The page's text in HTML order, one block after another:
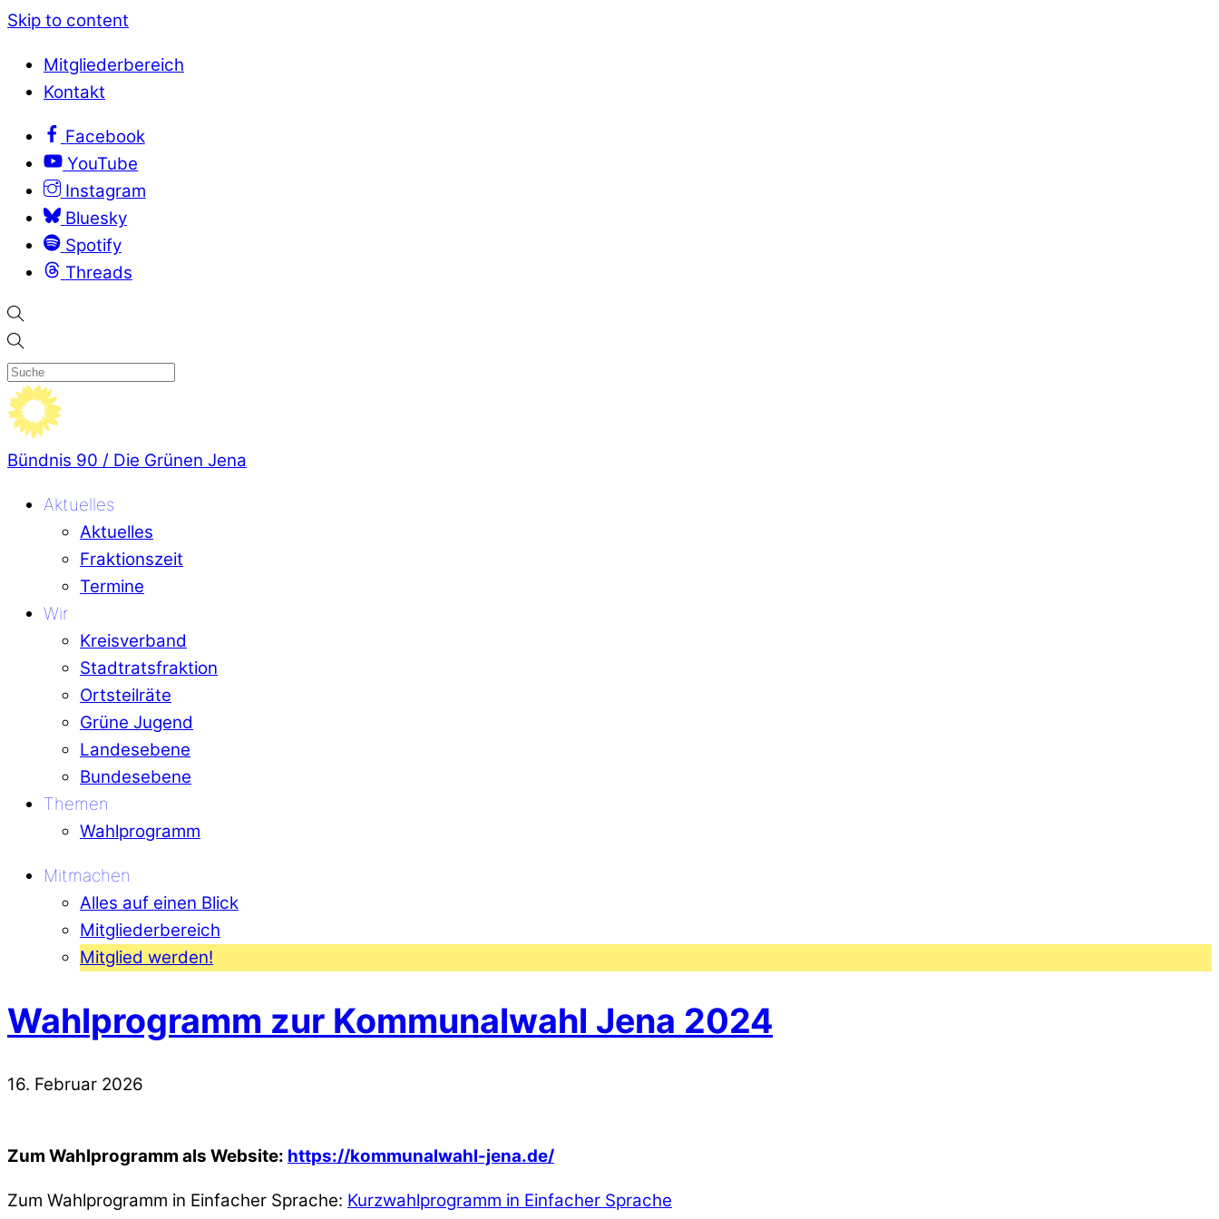
Skip to content
Mitgliederbereich
Kontakt
Facebook
YouTube
Instagram
Bluesky
Spotify
Threads
Bündnis 90 / Die Grünen Jena
Aktuelles
Aktuelles
Fraktionszeit
Termine
Wir
Kreisverband
Stadtratsfraktion
Ortsteilräte
Grüne Jugend
Landesebene
Bundesebene
Themen
Wahlprogramm
Mitmachen
Alles auf einen Blick
Mitgliederbereich
Mitglied werden!
Wahlprogramm zur Kommunalwahl Jena 2024
16. Februar 2026
Zum Wahlprogramm als Website: https://kommunalwahl-jena.de/
Zum Wahlprogramm in Einfacher Sprache: Kurzwahlprogramm in Einfacher Sprache